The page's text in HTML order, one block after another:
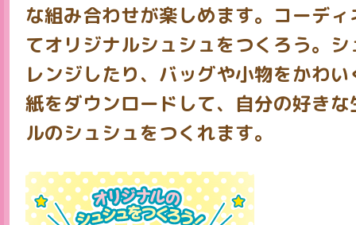
な組み合わせが楽しめます。コーデ
てオリジナルシュシュをつくろう。
レンジしたり、バッグや小物をかわ
紙をダウンロードして、自分の好き
ルのシュシュをつくれます。